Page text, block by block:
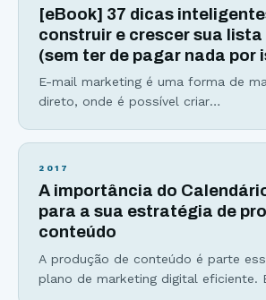
online e o que você pode fazer para
#1:
[eBook] 37 dicas
construir e crescer sua lista
(sem ter de pagar nada por
E-mail marketing é uma forma de
direto, onde é possível criar
envio de e-mails. Se você não tem
dizem, “deixando dinheiro na mesa”.
principais razões pelas quais você
2017
A importância do
para a sua estratégia de
conteúdo
A produção de conteúdo é parte
plano de marketing digital eficiente.